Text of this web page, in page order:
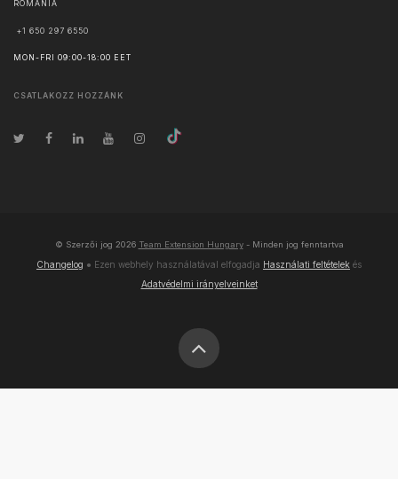
ROMÁNIA
+1 650 297 6550
MON-FRI 09:00-18:00 EET
CSATLAKOZZ HOZZÁNK
© Szerzői jog 2026 Team Extension Hungary- Minden jog fenntartva
Changelog ● Ezen webhely használatával elfogadja Használati feltételek és
Adatvédelmi irányelveinket